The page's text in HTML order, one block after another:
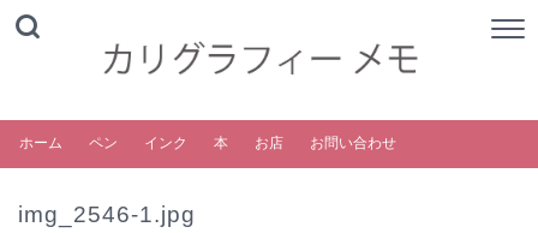
ホーム ペン インク 本 お店 お問い合わせ
img_2546-1.jpg